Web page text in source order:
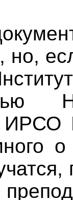
ИРСО
о